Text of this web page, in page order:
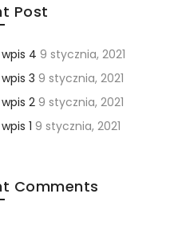
Post
4 9 stycznia, 2021
3 9 stycznia, 2021
2 9 stycznia, 2021
1 9 stycznia, 2021
Comments